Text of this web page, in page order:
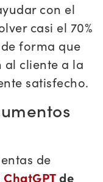
con el
casi el 70%
forma que
al cliente a la
satisfecho.
de
ChatGPTde